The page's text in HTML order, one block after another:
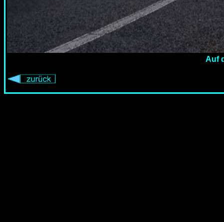
Auf